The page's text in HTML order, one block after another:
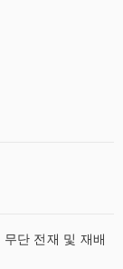
단 전재 및 재배